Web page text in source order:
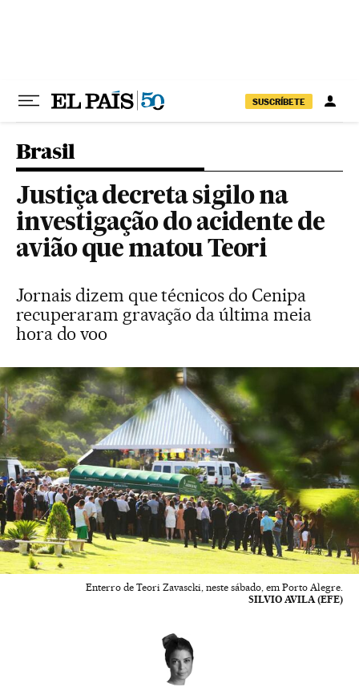
SUSCRÍBETE
Brasil
Justiça decreta sigilo na
investigação do acidente de
avião que matou Teori
Jornais dizem que técnicos do Cenipa
recuperaram gravação da última meia
hora do voo
Enterro de Teori Zavascki, neste sábado, em Porto Alegre.
SILVIO AVILA (EFE)